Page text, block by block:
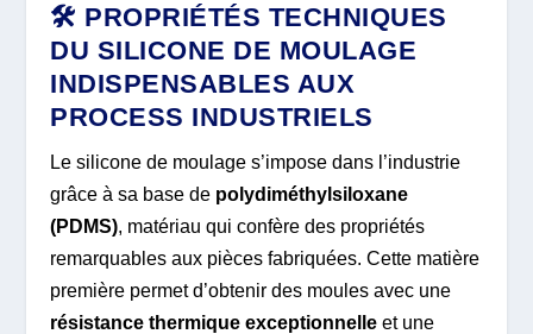
🛠️ PROPRIÉTÉS TECHNIQUES
DU SILICONE DE MOULAGE
INDISPENSABLES AUX
PROCESS INDUSTRIELS
Le silicone de moulage s’impose dans l’industrie
grâce à sa base de polydiméthylsiloxane
(PDMS), matériau qui confère des propriétés
remarquables aux pièces fabriquées. Cette matière
première permet d’obtenir des moules avec une
résistance thermique exceptionnelle et une